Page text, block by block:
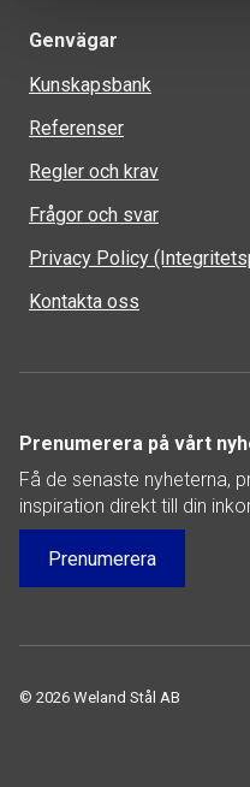
Genvägar
Kunskapsbank
Referenser
Regler och krav
Frågor och svar
Privacy Policy
Kontakta oss
Prenumerera på vårt
Få de senaste nyheterna,
inspiration direkt till din
Prenumerera
© 2026 Weland Stål AB